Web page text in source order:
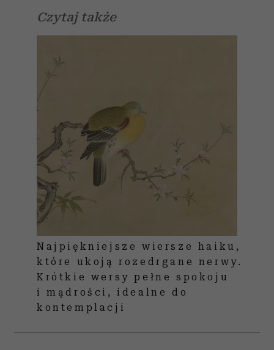
Czytaj także
Najpiękniejsze wiersze haiku,
które ukoją rozedrgane nerwy.
Krótkie wersy pełne spokoju
i mądrości, idealne do
kontemplacji